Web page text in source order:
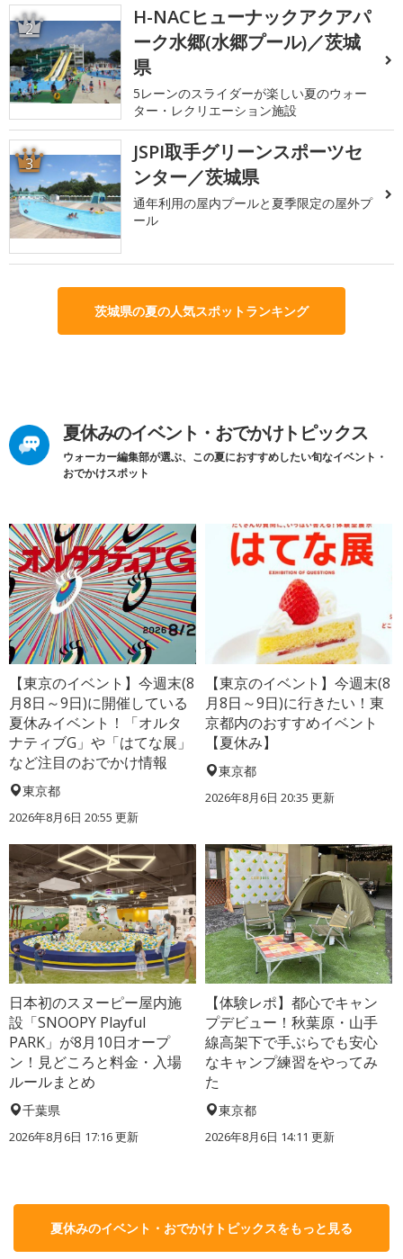
2
H-NACヒューナックアクアパ
ーク水郷(水郷プール)／茨城
県
5レーンのスライダーが楽しい夏のウォー
ター・レクリエーション施設
3
JSPI取手グリーンスポーツセ
ンター／茨城県
通年利用の屋内プールと夏季限定の屋外プ
ール
茨城県の夏の人気スポットランキング
夏休みのイベント・おでかけトピックス
ウォーカー編集部が選ぶ、この夏におすすめしたい旬なイベント・
おでかけスポット
【東京のイベント】今週末(8
月8日～9日)に開催している
夏休みイベント！「オルタ
ナティブG」や「はてな展」
など注目のおでかけ情報
東京都
2026年8月6日 20:55 更新
【東京のイベント】今週末(8
月8日～9日)に行きたい！東
京都内のおすすめイベント
【夏休み】
東京都
2026年8月6日 20:35 更新
日本初のスヌーピー屋内施
設「SNOOPY Playful
PARK」が8月10日オープ
ン！見どころと料金・入場
ルールまとめ
千葉県
2026年8月6日 17:16更新
【体験レポ】都心でキャン
プデビュー！秋葉原・山手
線高架下で手ぶらでも安心
なキャンプ練習をやってみ
た
東京都
2026年8月6日 14:11 更新
夏休みのイベント・おでかけトピックスをもっと見る